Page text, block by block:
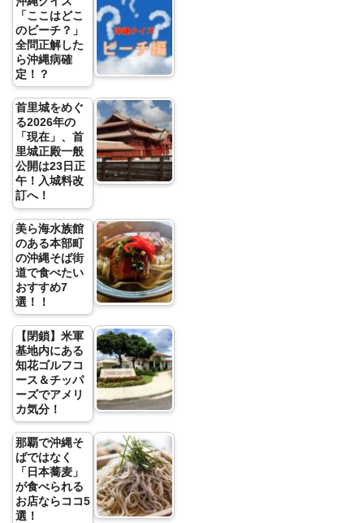
「ここはどこ
のビーチ？」
全問正解した
ら沖縄病確
定！？
首里城をめぐ
る2026年の
「現在」、首
里城正殿一般
公開は23日正
午！入城料改
訂へ！
美ら海水族館
のある本部町
の沖縄そば街
道で食べたい
おすすめ7
選！！
【閉鎖】米軍
基地内にある
知花ゴルフコ
ース＆チッパ
ーズでアメリ
カ気分！
那覇で沖縄そ
ばではなく
「日本蕎麦」
が食べられる
お店ならココ5
選！